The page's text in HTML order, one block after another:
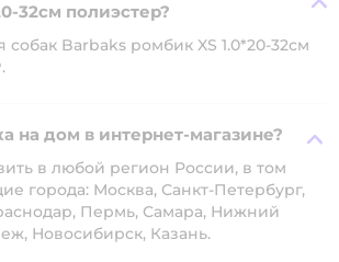
32см полиэстер?
Barbaks ромбик XS 1.0*20-32см
на дом в интернет-магазине?
в любой регион России, в том
города: Москва, Санкт-Петербург,
Пермь, Самара, Нижний
Новосибирск, Казань.